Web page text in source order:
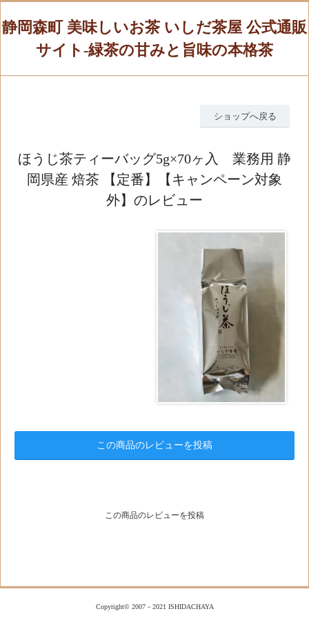
静岡森町 美味しいお茶 いしだ茶屋 公式通販
サイト-緑茶の甘みと旨味の本格茶
ショップへ戻る
ほうじ茶ティーバッグ5g×70ヶ入 業務用 静
岡県産 焙茶 【定番】【キャンペーン対象
外】のレビュー
この商品のレビューを投稿
この商品のレビューを投稿
Copyright© 2007－2021 ISHIDACHAYA